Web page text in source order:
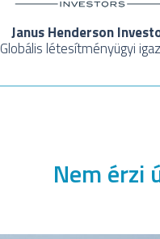
Janus Henderson
Globális létesítményügyi
Nem érzi